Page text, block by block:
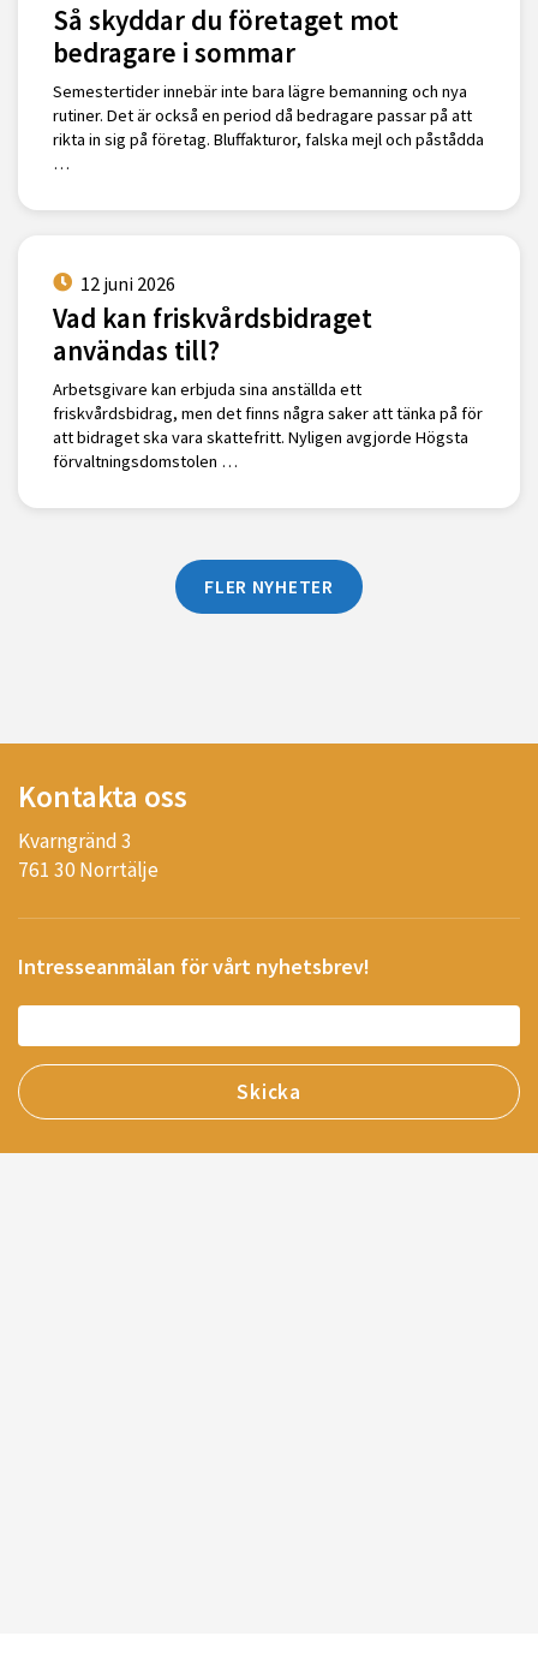
Så skyddar du företaget mot
bedragare i sommar
Semestertider innebär inte bara lägre bemanning och nya
rutiner. Det är också en period då bedragare passar på att
rikta in sig på företag. Bluffakturor, falska mejl och påstådda
…
12 juni 2026
Vad kan friskvårdsbidraget
användas till?
Arbetsgivare kan erbjuda sina anställda ett
friskvårdsbidrag, men det finns några saker att tänka på för
att bidraget ska vara skattefritt. Nyligen avgjorde Högsta
förvaltningsdomstolen …
FLER NYHETER
Kontakta oss
Kvarngränd 3
761 30 Norrtälje
Intresseanmälan för vårt nyhetsbrev!